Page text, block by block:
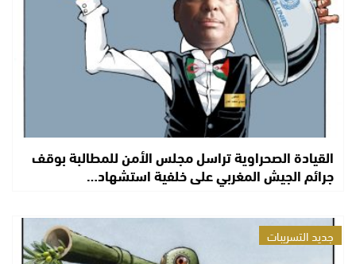
القيادة الصحراوية تراسل مجلس الأمن للمطالبة بوقف
جرائم الجيش المغربي على خلفية استشهاد…
جديد التسريبات